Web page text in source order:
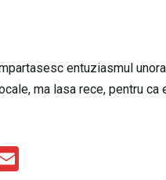
entuziasmul
ma lasa rece, pentru ca